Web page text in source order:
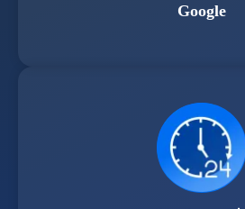
Google